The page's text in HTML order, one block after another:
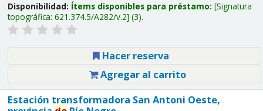
Disponibilidad: Ítems disponibles para préstamo: Signatura
topográfica: 621.374.5/A282/v.2 (3).
Hacer reserva
Agregar al carrito
Estación transformadora San Antoni Oeste,